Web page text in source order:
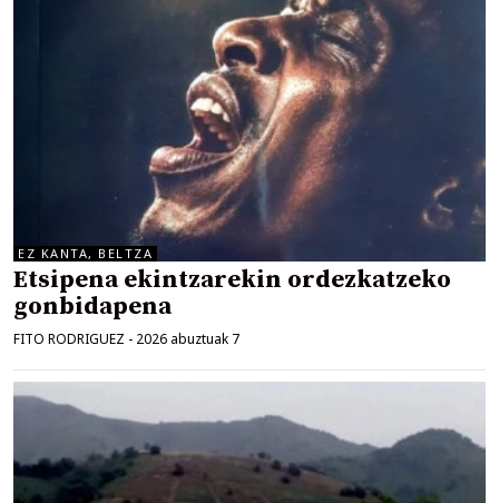
EZ KANTA, BELTZA
Etsipena ekintzarekin ordezkatzeko
gonbidapena
FITO RODRIGUEZ - 2026 abuztuak 7